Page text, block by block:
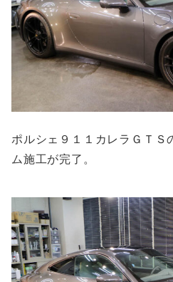
ポルシェ９１１カレラＧＴＳ
ム施工が完了。